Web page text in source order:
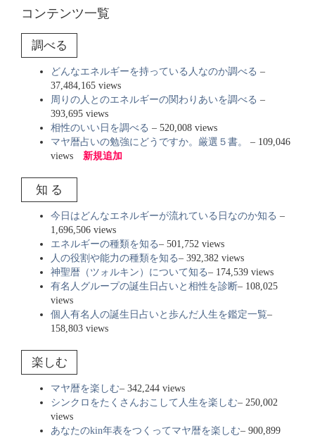
コンテンツ一覧
調べる
どんなエネルギーを持っている人なのか調べる –
37,484,165 views
周りの人とのエネルギーの関わりあいを調べる –
393,695 views
相性のいい日を調べる – 520,008 views
マヤ暦占いの勉強にどうですか。厳選５書。
– 109,046
views 新規追加
知 る
今日はどんなエネルギーが流れている日なのか知る –
1,696,506 views
エネルギーの種類を知る– 501,752 views
人の役割や能力の種類を知る– 392,382 views
神聖暦（ツォルキン）について知る– 174,539 views
有名人グループの誕生日占いと相性を診断– 108,025
views
個人有名人の誕生日占いと歩んだ人生を鑑定一覧–
158,803 views
楽しむ
マヤ暦を楽しむ– 342,244 views
シンクロをたくさんおこして人生を楽しむ– 250,002
views
あなたのkin年表をつくってマヤ暦を楽しむ– 900,899